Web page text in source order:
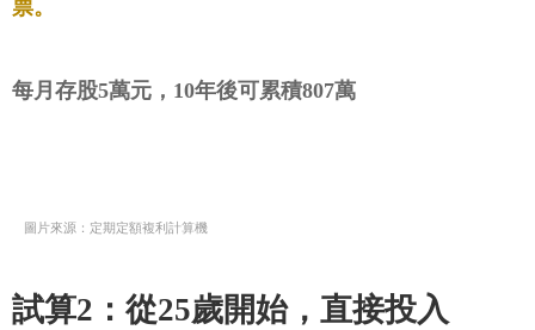
票。
每月存股5萬元，10年後可累積807萬
圖片來源：定期定額複利計算機
試算2：從25歲開始，直接投入